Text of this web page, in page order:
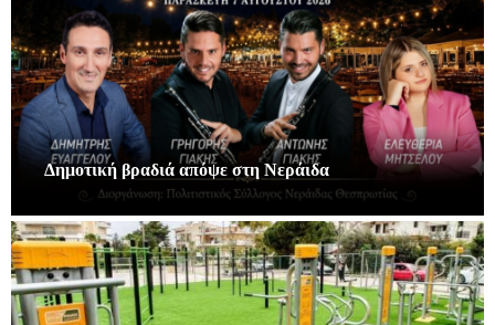
Δημοτική βραδιά απόψε στη Νεράιδα